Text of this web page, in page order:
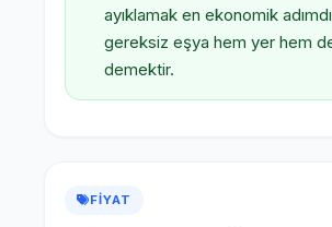
ayıklamak en ekonomik
gereksiz eşya hem yer hem
demektir.
FIYAT